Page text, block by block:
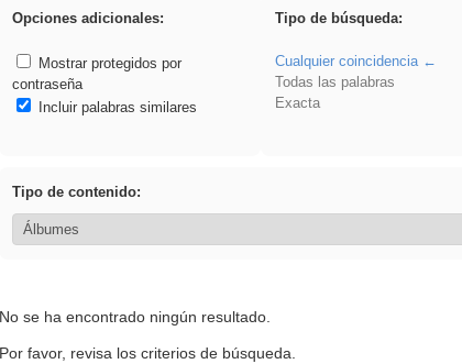
Opciones adicionales:
Mostrar protegidos por
contraseña
Incluir palabras similares
Tipo de búsqueda:
Cualquier coincidencia
Todas las palabras
Exacta
Tipo de contenido:
No se ha encontrado ningún resultado.
Por favor, revisa los criterios de búsqueda.